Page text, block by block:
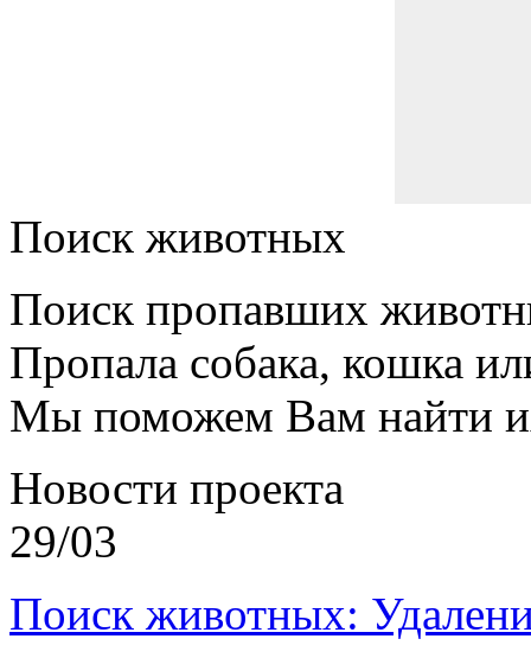
Поиск животных
Поиск пропавших
Пропала собака, кошка
Мы поможем Вам найти
Новости проекта
29/03
Поиск животных: